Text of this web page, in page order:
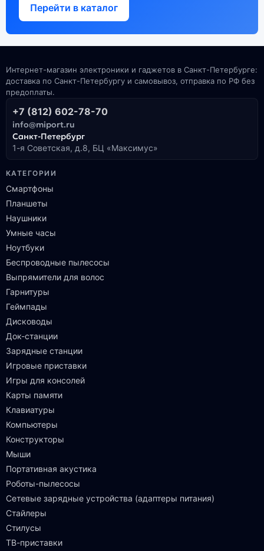
Перейти в каталог
Интернет-магазин электроники и гаджетов в Санкт-Петербурге:
доставка по Санкт-Петербургу и самовывоз, отправка по РФ без
предоплаты.
+7 (812) 602-78-70
info@miport.ru
Санкт-Петербург
1-я Советская, д.8, БЦ «Максимус»
КАТЕГОРИИ
Смартфоны
Планшеты
Наушники
Умные часы
Ноутбуки
Беспроводные пылесосы
Выпрямители для волос
Гарнитуры
Геймпады
Дисководы
Док-станции
Зарядные станции
Игровые приставки
Игры для консолей
Карты памяти
Клавиатуры
Компьютеры
Конструкторы
Мыши
Портативная акустика
Роботы-пылесосы
Сетевые зарядные устройства (адаптеры питания)
Стайлеры
Стилусы
ТВ-приставки